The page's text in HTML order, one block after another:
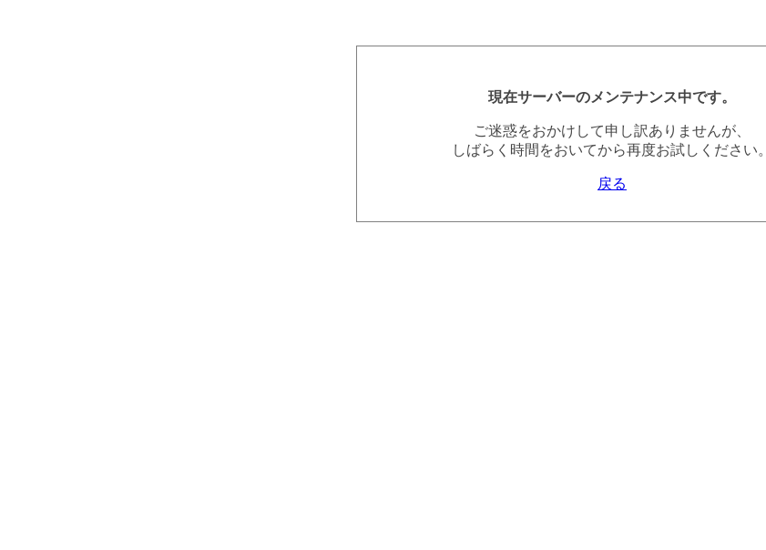
現在サーバーのメンテナンス中です。
ご迷惑をおかけして申し訳ありませんが、
しばらく時間をおいてから再度お試しください。
戻る